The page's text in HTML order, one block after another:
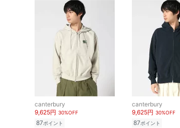
canterbury
9,625円 30%OFF
87ポイント
canterbury
9,625円 30%OFF
87ポイント